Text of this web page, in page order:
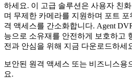
하세요. 이 고급 솔루션은 사용자 친
며 무제한 카메라를 지원하며 포트
격 액세스를 간소화합니다. Agent
능으로 소유재를 안전하게 보호하고
전과 안심을 위해 지금 다운로드하세
보안된 원격 액세스 또는 비즈니스용
요.